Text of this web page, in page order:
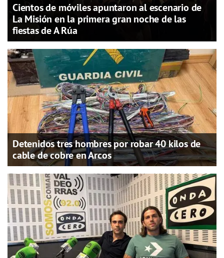
Cientos de móviles apuntaron al escenario de
La Misión en la primera gran noche de las
fiestas de A Rúa
Detenidos tres hombres por robar 40 kilos de
cable de cobre en Arcos